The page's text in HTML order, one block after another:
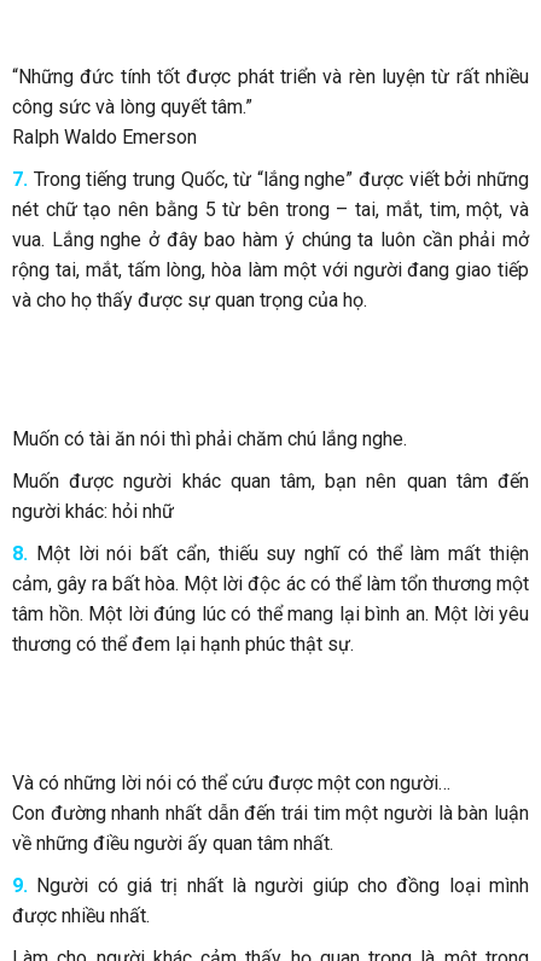
“Những đức tính tốt được phát triển và rèn luyện từ rất nhiều
công sức và lòng quyết tâm.”
Ralph Waldo Emerson
7. Trong tiếng trung Quốc, từ “lắng nghe” được viết bởi những
nét chữ tạo nên bằng 5 từ bên trong – tai, mắt, tim, một, và
vua. Lắng nghe ở đây bao hàm ý chúng ta luôn cần phải mở
rộng tai, mắt, tấm lòng, hòa làm một với người đang giao tiếp
và cho họ thấy được sự quan trọng của họ.
Muốn có tài ăn nói thì phải chăm chú lắng nghe.
Muốn được người khác quan tâm, bạn nên quan tâm đến
người khác: hỏi nhữ
8. Một lời nói bất cẩn, thiếu suy nghĩ có thể làm mất thiện
cảm, gây ra bất hòa. Một lời độc ác có thể làm tổn thương một
tâm hồn. Một lời đúng lúc có thể mang lại bình an. Một lời yêu
thương có thể đem lại hạnh phúc thật sự.
Và có những lời nói có thể cứu được một con người…
Con đường nhanh nhất dẫn đến trái tim một người là bàn luận
về những điều người ấy quan tâm nhất.
9. Người có giá trị nhất là người giúp cho đồng loại mình
được nhiều nhất.